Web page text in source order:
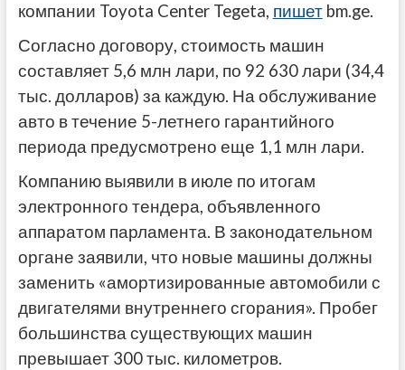
компании Toyota Center Tegeta, пишетbm.ge.
Согласно договору, стоимость машин
составляет 5,6 млн лари, по 92 630 лари (34,4
тыс. долларов) за каждую. На обслуживание
авто в течение 5-летнего гарантийного
периода предусмотрено еще 1,1 млн лари.
Компанию выявили в июле по итогам
электронного тендера, объявленного
аппаратом парламента. В законодательном
органе заявили, что новые машины должны
заменить «амортизированные автомобили с
двигателями внутреннего сгорания». Пробег
большинства существующих машин
превышает 300 тыс. километров.